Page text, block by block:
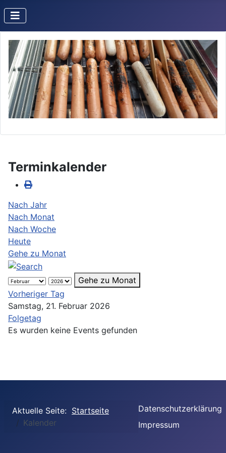
Terminkalender
Nach Jahr
Nach Monat
Nach Woche
Heute
Gehe zu Monat
Gehe zu Monat
Vorheriger Tag
Samstag, 21. Februar 2026
Folgetag
Es wurden keine Events gefunden
Aktuelle Seite: Startseite
Kalender
Datenschutzerklärung
Impressum